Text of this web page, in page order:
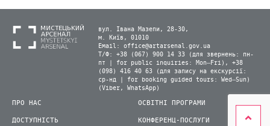
вул. Івана Мазепи, 28-30,
м. Київ, 01010
Email: office@artarsenal.gov.ua
Т/Ф: +38 (067) 900 14 33 (для звернень: пн-
пт | for public inquiries: Mon–Fri), +38
(098) 416 40 63 (для запису на екскурсії:
ср-нд | for booking guided tours: Wed–Sun)
(Viber, WhatsApp)
ПРО НАС
ДОСТУПНІСТЬ
ОСВІТНІ ПРОГРАМИ
КОНФЕРЕНЦ-ПОСЛУГИ